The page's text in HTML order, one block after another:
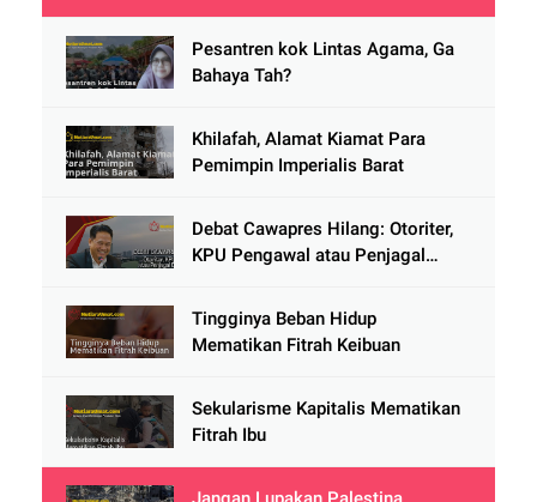
Pesantren kok Lintas Agama, Ga
Bahaya Tah?
Khilafah, Alamat Kiamat Para
Pemimpin Imperialis Barat
Debat Cawapres Hilang: Otoriter,
KPU Pengawal atau Penjagal
Tingginya Beban Hidup
Mematikan Fitrah Keibuan
Sekularisme Kapitalis Mematikan
Fitrah Ibu